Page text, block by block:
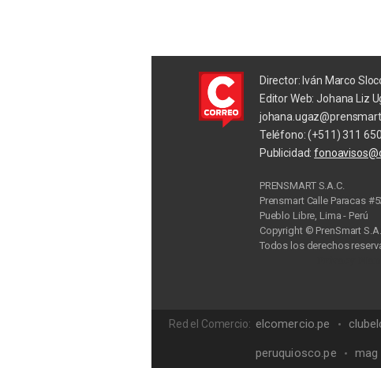
Director: Iván Marco
Editor Web: Johana Liz
Teléfono: (+511) 311
Publicidad:
PRENSMART S.A.C.
Prensmart Calle Paracas
Pueblo Libre, Lima - Perú
Copyright © PrenSmart
Todos los derechos
Red el Comercio: elcomercio.pe
peruquiosco.pe mag